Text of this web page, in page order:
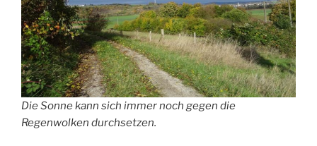
Die Sonne kann sich immer noch gegen die
Regenwolken durchsetzen.